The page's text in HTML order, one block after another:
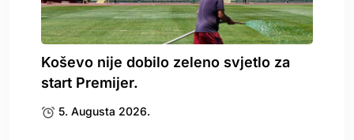
Koševo nije dobilo zeleno svjetlo za
start Premijer.
5. Augusta 2026.